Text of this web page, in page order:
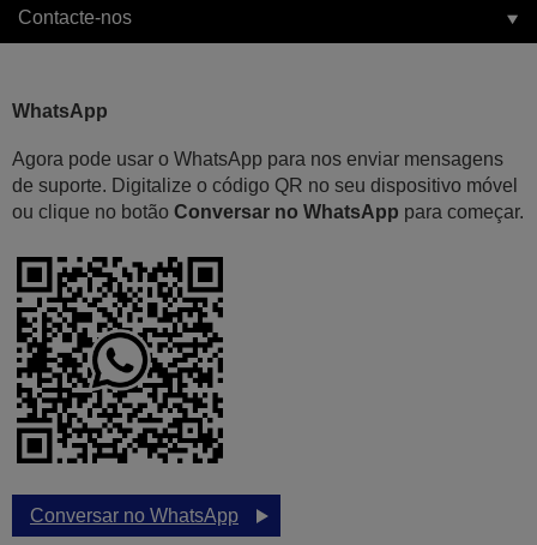
Contacte-nos
WhatsApp
Agora pode usar o WhatsApp para nos enviar mensagens
de suporte. Digitalize o código QR no seu dispositivo móvel
ou clique no botão Conversar no WhatsApp para começar.
Conversar no WhatsApp